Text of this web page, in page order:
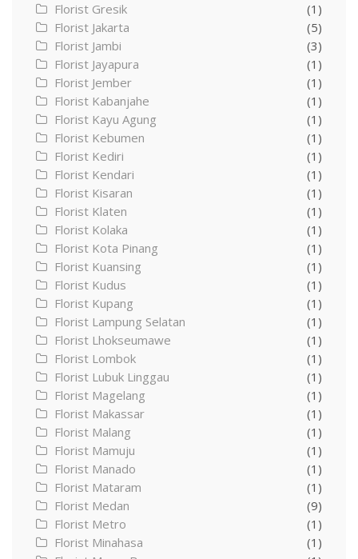
Florist Gresik
(1)
Florist Jakarta
(5)
Florist Jambi
(3)
Florist Jayapura
(1)
Florist Jember
(1)
Florist Kabanjahe
(1)
Florist Kayu Agung
(1)
Florist Kebumen
(1)
Florist Kediri
(1)
Florist Kendari
(1)
Florist Kisaran
(1)
Florist Klaten
(1)
Florist Kolaka
(1)
Florist Kota Pinang
(1)
Florist Kuansing
(1)
Florist Kudus
(1)
Florist Kupang
(1)
Florist Lampung Selatan
(1)
Florist Lhokseumawe
(1)
Florist Lombok
(1)
Florist Lubuk Linggau
(1)
Florist Magelang
(1)
Florist Makassar
(1)
Florist Malang
(1)
Florist Mamuju
(1)
Florist Manado
(1)
Florist Mataram
(1)
Florist Medan
(9)
Florist Metro
(1)
Florist Minahasa
(1)